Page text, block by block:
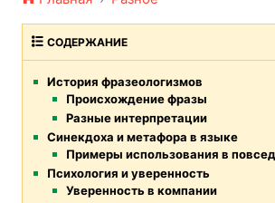
СОДЕРЖАНИЕ
История фразеологизмов
Происхождение фразы
Разные интерпретации
Синекдоха и метафора в языке
Примеры использования в
Психология и уверенность
Уверенность в компании